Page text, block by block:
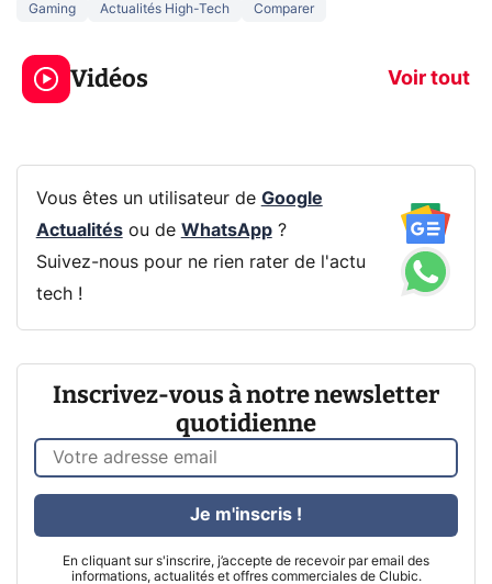
Gaming Actualités High-Tech Comparer
Vidéos Voir tout
3 écrans en 1 pour
319€ ? Voici L'AOC
CQ32G4ZA !
prochaine
Vous êtes un utilisateur de Google
Actualitésou de WhatsApp?
Suivez-nous pour ne rien rater de l'actu
tech !
Inscrivez-vous à notre newsletter
quotidienne
En cliquant sur s'inscrire, j’accepte de recevoir par email des
informations, actualités et offres commerciales de Clubic.
Je m'inscris !